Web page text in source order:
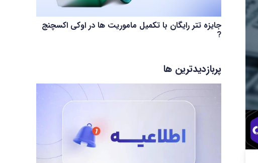
جایزه تتر رایگان با تکمیل ماموریت ها در اوکی اکسچنج
?
پربازدیدترین ها